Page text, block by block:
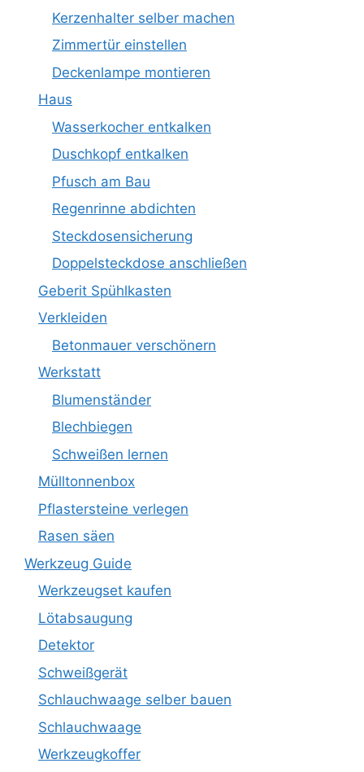
Kerzenhalter selber machen
Zimmertür einstellen
Deckenlampe montieren
Haus
Wasserkocher entkalken
Duschkopf entkalken
Pfusch am Bau
Regenrinne abdichten
Steckdosensicherung
Doppelsteckdose anschließen
Geberit Spühlkasten
Verkleiden
Betonmauer verschönern
Werkstatt
Blumenständer
Blechbiegen
Schweißen lernen
Mülltonnenbox
Pflastersteine verlegen
Rasen säen
Werkzeug Guide
Werkzeugset kaufen
Lötabsaugung
Detektor
Schweißgerät
Schlauchwaage selber bauen
Schlauchwaage
Werkzeugkoffer